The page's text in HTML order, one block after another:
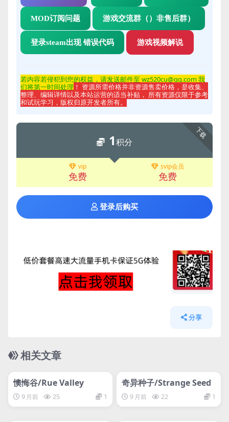
MOD订阅问题 游戏交流群（）非售后群）
登录steam出现 错误代码 游戏视频解说
若内容若侵犯到您的权益，请发送邮件至 wz520cu@qq.com 我
们将第一时间处理 ！ 资源所需价格并非资源售卖价格，是收集、
整理、编辑详情以及本站运营的适当补贴， 所有资源仅限于参考
和试玩学习，版权归原开发者所有。
下载
1积分
vip
免费
svip会员
免费
登录后购买
分享
相关文章
网盘下载游戏
懊悔谷/Rue Valley
9 月前 25 1
网盘下载游戏
奇异种子/Strange Seed
9 月前 22 1